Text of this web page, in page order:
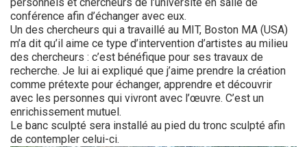
personnels et chercheurs de l’université en salle de
conférence afin d’échanger avec eux.
Un des chercheurs qui a travaillé au MIT, Boston MA (USA)
m’a dit qu’il aime ce type d’intervention d’artistes au milieu
des chercheurs : c’est bénéfique pour ses travaux de
recherche. Je lui ai expliqué que j’aime prendre la création
comme prétexte pour échanger, apprendre et découvrir
avec les personnes qui vivront avec l’œuvre. C’est un
enrichissement mutuel.
Le banc sculpté sera installé au pied du tronc sculpté afin
de contempler celui-ci.